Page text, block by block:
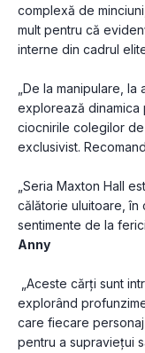
complexă de
mult pentru că
interne din cadrul
„De la manipulare,
explorează
ciocnirile colegilor
exclusivist.
„Seria Maxton Hall
călătorie uluitoare, în
sentimente de la
Anny
„Aceste cărți sunt
explorând
care fiecare
pentru a supraviețui